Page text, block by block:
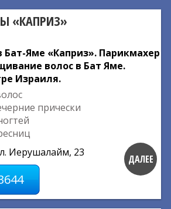
«КАПРИЗ»
Бат-Яме «Каприз». Парикмахер
волос в Бат Яме.
Израиля.
прически
Иерушалайм, 23
ДАЛЕЕ